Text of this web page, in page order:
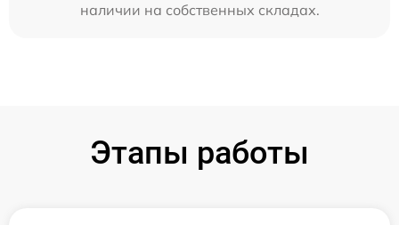
наличии на собственных складах.
Этапы работы